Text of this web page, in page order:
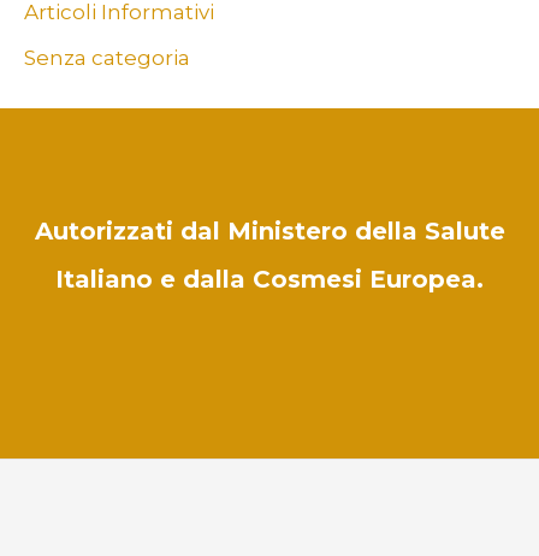
Articoli Informativi
Senza categoria
Autorizzati dal Ministero della Salute
Italiano e dalla Cosmesi Europea.